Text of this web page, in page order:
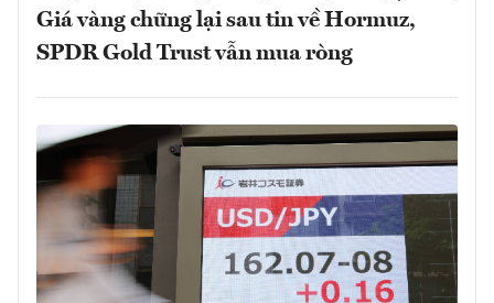
Giá vàng chững lại sau tin về Hormuz,
SPDR Gold Trust vẫn mua ròng